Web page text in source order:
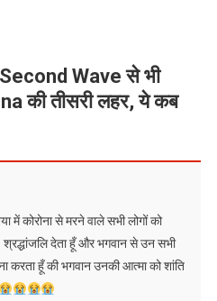
Second Wave से भी
की तीसरी लहर, ये कब
में कोरोना से मरने वाले सभी लोगों को
श्रद्धांजलि देता हूँ और भगवान से उन सभी
करता हूँ की भगवान उनकी आत्मा को शांति